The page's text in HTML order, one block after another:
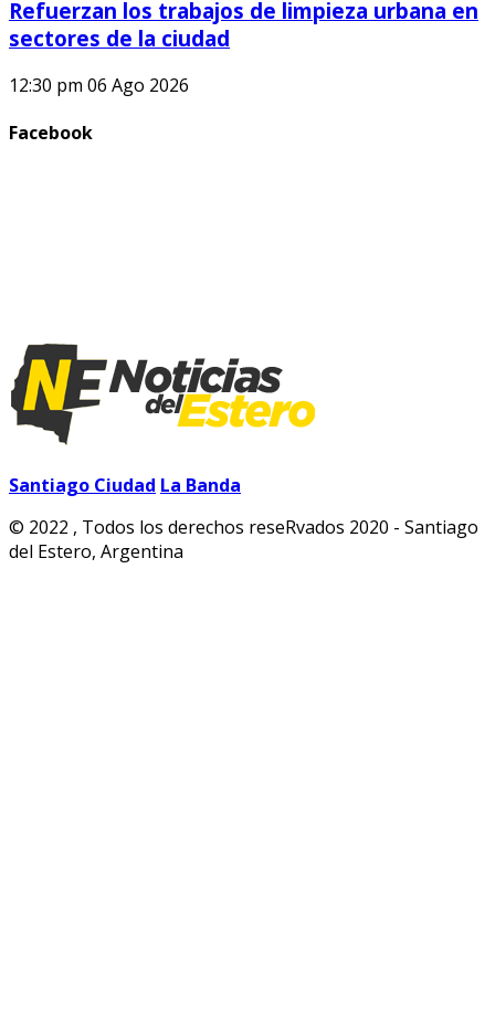
Refuerzan los trabajos de limpieza urbana en
sectores de la ciudad
12:30 pm 06 Ago 2026
Facebook
Santiago Ciudad La Banda
© 2022 , Todos los derechos reseRvados 2020 - Santiago
del Estero, Argentina